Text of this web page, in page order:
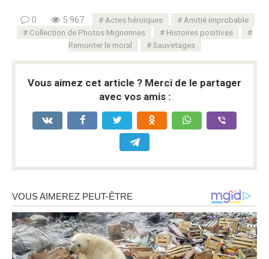
0 5 967 Actes héroïques
Amitié improbable
Collection de Photos Mignonnes
Histoires positives
Remonter le moral
Sauvetages
Vous aimez cet article ? Merci de le partager
avec vos amis :